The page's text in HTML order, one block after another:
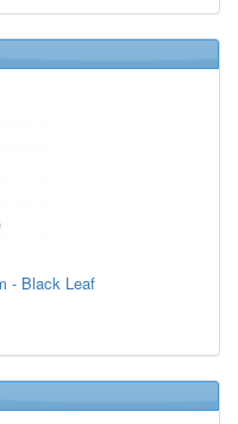
- Black Leaf